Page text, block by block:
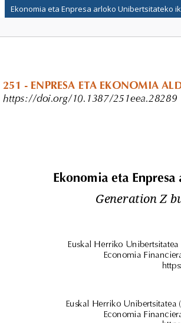
Ekonomia eta Enpresa arloko Unibertsitateko